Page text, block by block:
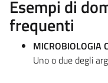
Esempi di
frequenti
MICROBIOLOGIA
Uno o due degli